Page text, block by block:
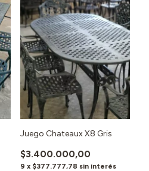
Juego Chateaux X8 Gris
$3.400.000,00
9 x $377.777,78 sin interés